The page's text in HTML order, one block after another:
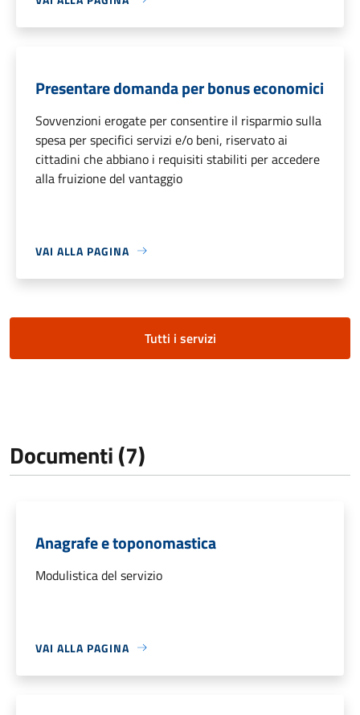
Presentare domanda per bonus economici
Sovvenzioni erogate per consentire il risparmio sulla
spesa per specifici servizi e/o beni, riservato ai
cittadini che abbiano i requisiti stabiliti per accedere
alla fruizione del vantaggio
VAI ALLA PAGINA
Tutti i servizi
Documenti (7)
Anagrafe e toponomastica
Modulistica del servizio
VAI ALLA PAGINA